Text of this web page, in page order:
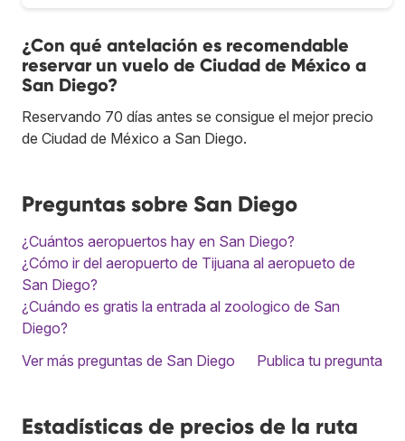
¿Con qué antelación es recomendable
reservar un vuelo de Ciudad de México a
San Diego?
Reservando 70 días antes se consigue el mejor precio
de Ciudad de México a San Diego.
Preguntas sobre San Diego
¿Cuántos aeropuertos hay en San Diego?
¿Cómo ir del aeropuerto de Tijuana al aeropueto de
San Diego?
¿Cuándo es gratis la entrada al zoologico de San
Diego?
Ver más preguntas de San Diego
Publica tu pregunta
Estadísticas de precios de la ruta